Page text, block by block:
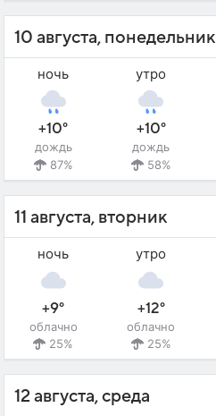
10 августа, понедельник
ночь
+10°
дождь
87%
утро
+10°
дождь
58%
11 августа, вторник
ночь
+9°
облачно
25%
утро
+12°
облачно
25%
12 августа, среда